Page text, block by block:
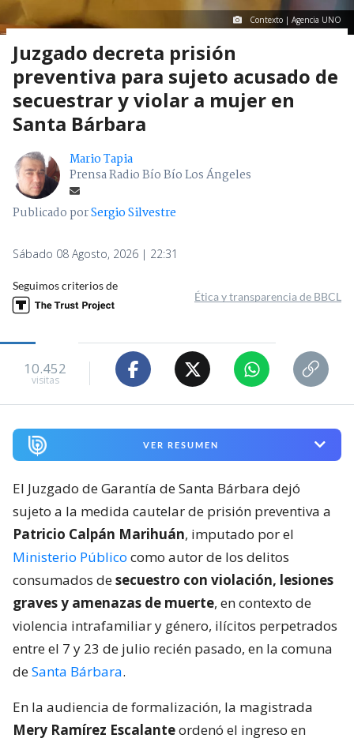
Contexto | Agencia UNO
Juzgado decreta prisión
preventiva para sujeto acusado de
secuestrar y violar a mujer en
Santa Bárbara
Mario Tapia
Prensa Radio Bío Bío Los Ángeles
Publicado porSergio Silvestre
Sábado 08 Agosto, 2026 | 22:31
Seguimos criterios de
Ética y transparencia de BBCL
10.452
visitas
VER RESUMEN
El Juzgado de Garantía de Santa Bárbara dejó
sujeto a la medida cautelar de prisión preventiva a
Patricio Calpán Marihuán, imputado por el
Ministerio Público como autor de los delitos
consumados desecuestro con violación, lesiones
graves y amenazas de muerte, en contexto de
violencia intrafamiliar y género, ilícitos perpetrados
entre el 7 y 23 de julio recién pasado, en la comuna
deSanta Bárbara.
En la audiencia de formalización, la magistrada
Mery Ramírez Escalanteordenó el ingreso en